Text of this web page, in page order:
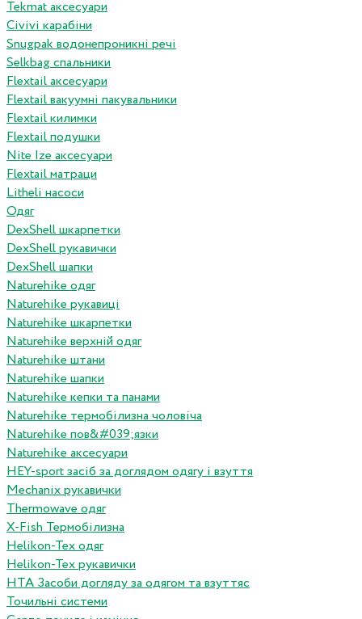
Tekmat аксесуари
Сivivi карабіни
Snugpak водонепроникні речі
Selkbag спальники
Flextail аксесуари
Flextail вакуумні пакувальники
Flextail килимки
Flextail подушки
Nite Ize аксесуари
Flextail матраци
Litheli насоси
Одяг
DexShell шкарпетки
DexShell рукавички
DexShell шапки
Naturehike одяг
Naturehike рукавиці
Naturehike шкарпетки
Naturehike верхній одяг
Naturehike штани
Naturehike шапки
Naturehike кепки та панами
Naturehike термобілизна чоловіча
Naturehike пов&#039;язки
Naturehike аксесуари
HEY-sport засіб за доглядом одягу і взуття
Mechanix рукавички
Thermowave одяг
X-Fish Термобілизна
Helikon-Tex одяг
Helikon-Tex рукавички
HTA Засоби догляду за одягом та взуттяс
Точильні системи